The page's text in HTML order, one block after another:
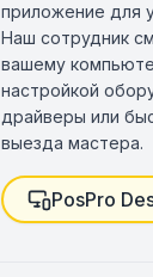
приложение для
Наш сотрудник
вашему
настройкой
драйверы или
выезда мастера.
PosPro